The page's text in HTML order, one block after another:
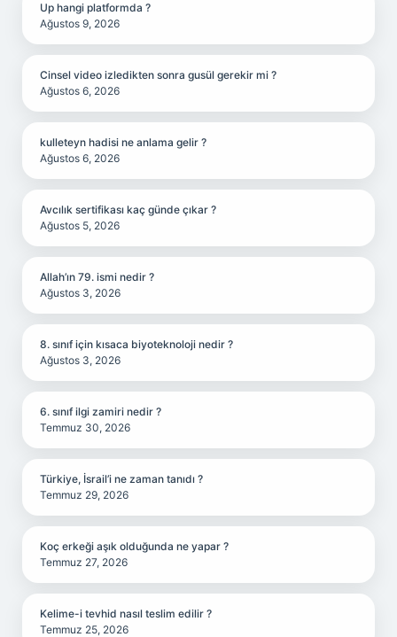
Up hangi platformda ?
Ağustos 9, 2026
Cinsel video izledikten sonra gusül gerekir mi ?
Ağustos 6, 2026
kulleteyn hadisi ne anlama gelir ?
Ağustos 6, 2026
Avcılık sertifikası kaç günde çıkar ?
Ağustos 5, 2026
Allah’ın 79. ismi nedir ?
Ağustos 3, 2026
8. sınıf için kısaca biyoteknoloji nedir ?
Ağustos 3, 2026
6. sınıf ilgi zamiri nedir ?
Temmuz 30, 2026
Türkiye, İsrail’i ne zaman tanıdı ?
Temmuz 29, 2026
Koç erkeği aşık olduğunda ne yapar ?
Temmuz 27, 2026
Kelime-i tevhid nasıl teslim edilir ?
Temmuz 25, 2026